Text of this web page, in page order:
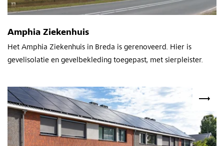
Amphia Ziekenhuis
Het Amphia Ziekenhuis in Breda is gerenoveerd. Hier is
gevelisolatie en gevelbekleding toegepast, met sierpleister.